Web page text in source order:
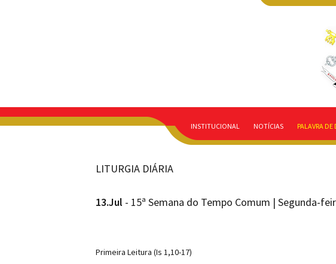
INSTITUCIONAL NOTÍCIAS PALAVRA DE
LITURGIA DIÁRIA
13.Jul - 15ª Semana do Tempo Comum | Segunda-
Primeira Leitura (Is 1,10-17)